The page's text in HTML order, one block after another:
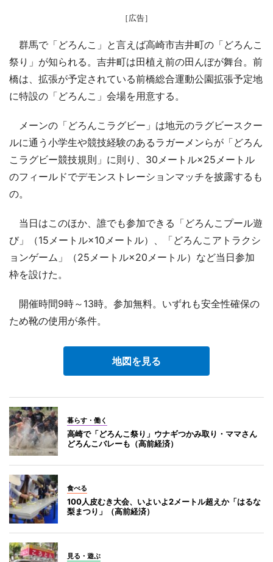
［広告］
群馬で「どろんこ」と言えば高崎市吉井町の「どろんこ
祭り」が知られる。吉井町は田植え前の田んぼが舞台。前
橋は、拡張が予定されている前橋総合運動公園拡張予定地
に特設の「どろんこ」会場を用意する。
メーンの「どろんこラグビー」は地元のラグビースクー
ルに通う小学生や競技経験のあるラガーメンらが「どろん
こラグビー競技規則」に則り、30メートル×25メートル
のフィールドでデモンストレーションマッチを披露するも
の。
当日はこのほか、誰でも参加できる「どろんこプール遊
び」（15メートル×10メートル）、「どろんこアトラクシ
ョンゲーム」（25メートル×20メートル）など当日参加
枠を設けた。
開催時間9時～13時。参加無料。いずれも安全性確保の
ため靴の使用が条件。
地図を見る
暮らす・働く
高崎で「どろんこ祭り」ウナギつかみ取り・ママさん
どろんこバレーも（高前経済）
食べる
100人皮むき大会、いよいよ2メートル超えか「はるな
梨まつり」（高前経済）
見る・遊ぶ